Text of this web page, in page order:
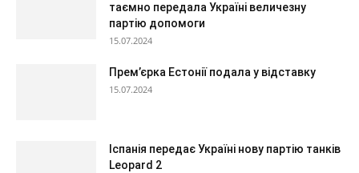
таємно передала Україні величезну
партію допомоги
15.07.2024
Прем’єрка Естонії подала у відставку
15.07.2024
Іспанія передає Україні нову партію танків
Leopard 2